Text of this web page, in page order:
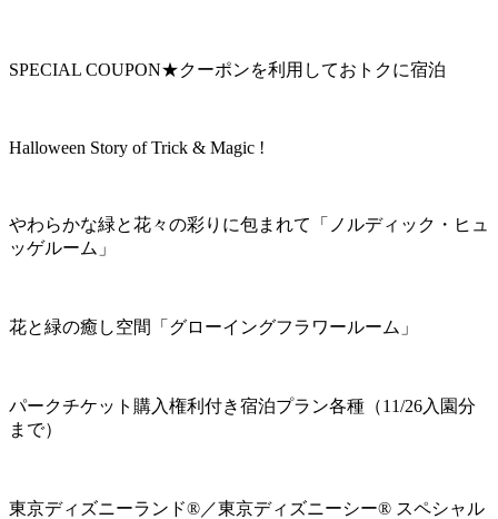
SPECIAL COUPON★クーポンを利用しておトクに宿泊
Halloween Story of Trick & Magic !
やわらかな緑と花々の彩りに包まれて「ノルディック・ヒュ
ッゲルーム」
花と緑の癒し空間「グローイングフラワールーム」
パークチケット購入権利付き宿泊プラン各種（11/26入園分
まで）
東京ディズニーランド®／東京ディズニーシー® スペシャル